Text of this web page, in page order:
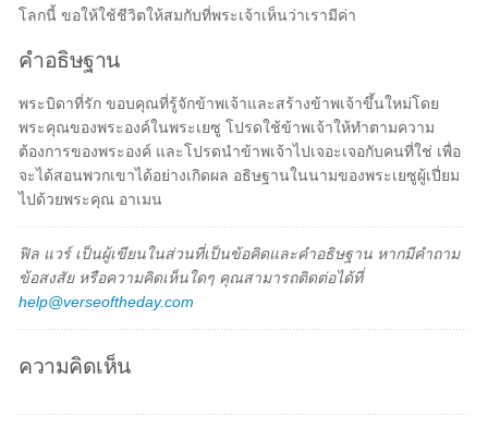
โลกนี้ ขอให้ใช้ชีวิตให้สมกับที่พระเจ้าเห็นว่าเรามีค่า
คำอธิษฐาน
พระบิดาที่รัก ขอบคุณที่รู้จักข้าพเจ้าและสร้างข้าพเจ้าขึ้นใหม่โดย
พระคุณของพระองค์ในพระเยซู โปรดใช้ข้าพเจ้าให้ทำตามความ
ต้องการของพระองค์ และโปรดนำข้าพเจ้าไปเจอะเจอกับคนที่ใช่ เพื่อ
จะได้สอนพวกเขาได้อย่างเกิดผล อธิษฐานในนามของพระเยซูผู้เปี่ยม
ไปด้วยพระคุณ อาเมน
ฟิล แวร์ เป็นผู้เขียนในส่วนที่เป็นข้อคิดและคำอธิษฐาน หากมีคำถาม
ข้อสงสัย หรือความคิดเห็นใดๆ คุณสามารถติดต่อได้ที่
help@verseoftheday.com
ความคิดเห็น